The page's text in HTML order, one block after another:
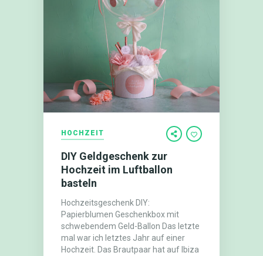
HOCHZEIT
DIY Geldgeschenk zur
Hochzeit im Luftballon
basteln
Hochzeitsgeschenk DIY:
Papierblumen Geschenkbox mit
schwebendem Geld-Ballon Das letzte
mal war ich letztes Jahr auf einer
Hochzeit. Das Brautpaar hat auf Ibiza